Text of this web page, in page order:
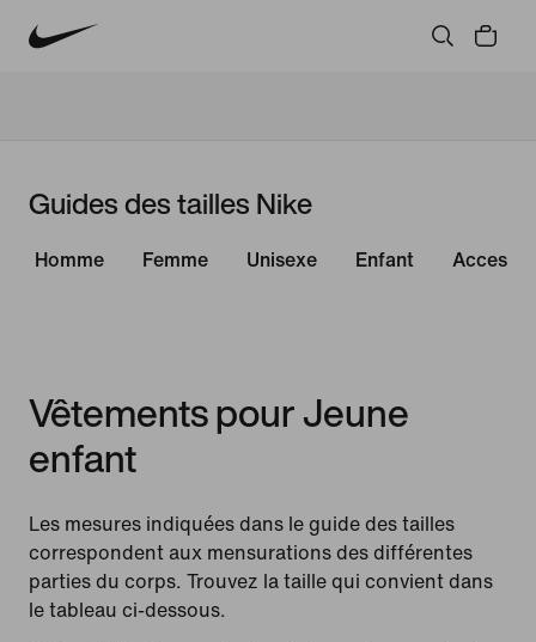
Guides des tailles Nike
Homme Femme Unisexe Enfant
Vêtements pour Jeune
enfant
Les mesures indiquées dans le guide des tailles
correspondent aux mensurations des différentes
parties du corps. Trouvez la taille qui convient dans
le tableau ci-dessous.